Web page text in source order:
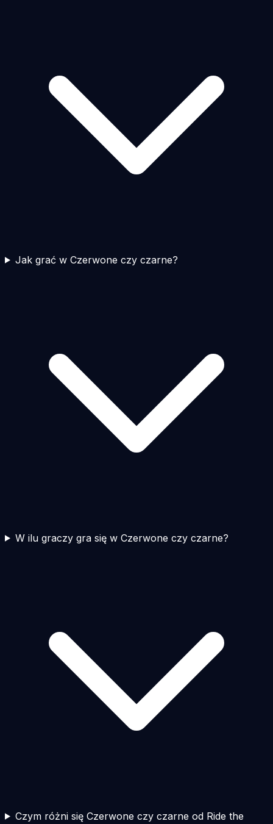
Jak grać w Czerwone czy czarne?
W ilu graczy gra się w Czerwone czy czarne?
Czym różni się Czerwone czy czarne od Ride the